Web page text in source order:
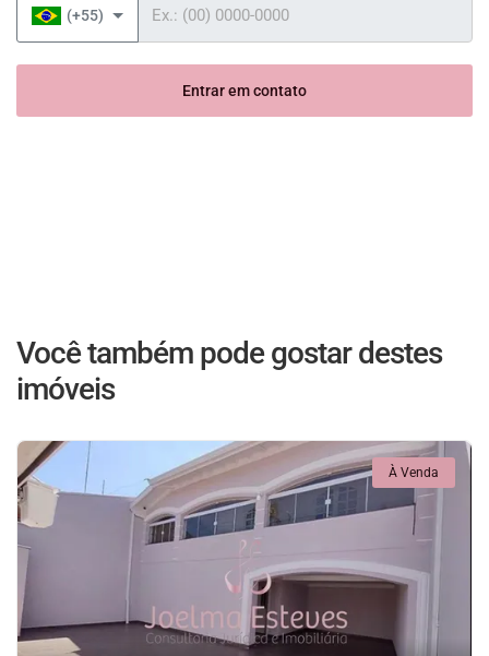
(+55)
Entrar em contato
Você também pode gostar destes
imóveis
À Venda